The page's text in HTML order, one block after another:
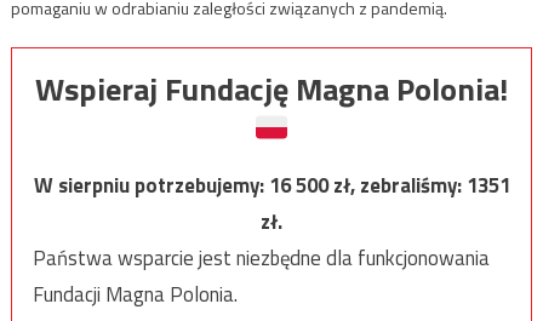
pomaganiu w odrabianiu zaległości związanych z pandemią.
Wspieraj Fundację Magna Polonia!
W sierpniu potrzebujemy:16 500zł, zebraliśmy:1351
zł.
Państwa wsparcie jest niezbędne dla funkcjonowania
Fundacji Magna Polonia.